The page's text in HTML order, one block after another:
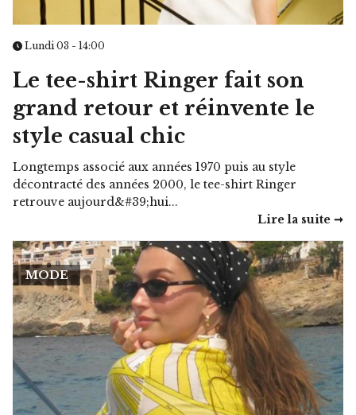
Lundi 03 - 14:00
Le tee-shirt Ringer fait son
grand retour et réinvente le
style casual chic
Longtemps associé aux années 1970 puis au style
décontracté des années 2000, le tee-shirt Ringer
retrouve aujourd&#39;hui...
Lire la suite ➞
MODE